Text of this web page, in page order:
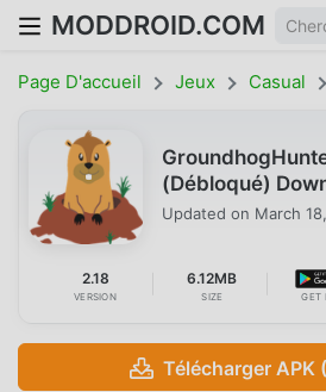
MODDROID.COM
Page D'accueil Jeux Casual
(Débloqué)
Updated on March
2.18
VERSION
6.12MB
SIZE GET
Télécharger APK